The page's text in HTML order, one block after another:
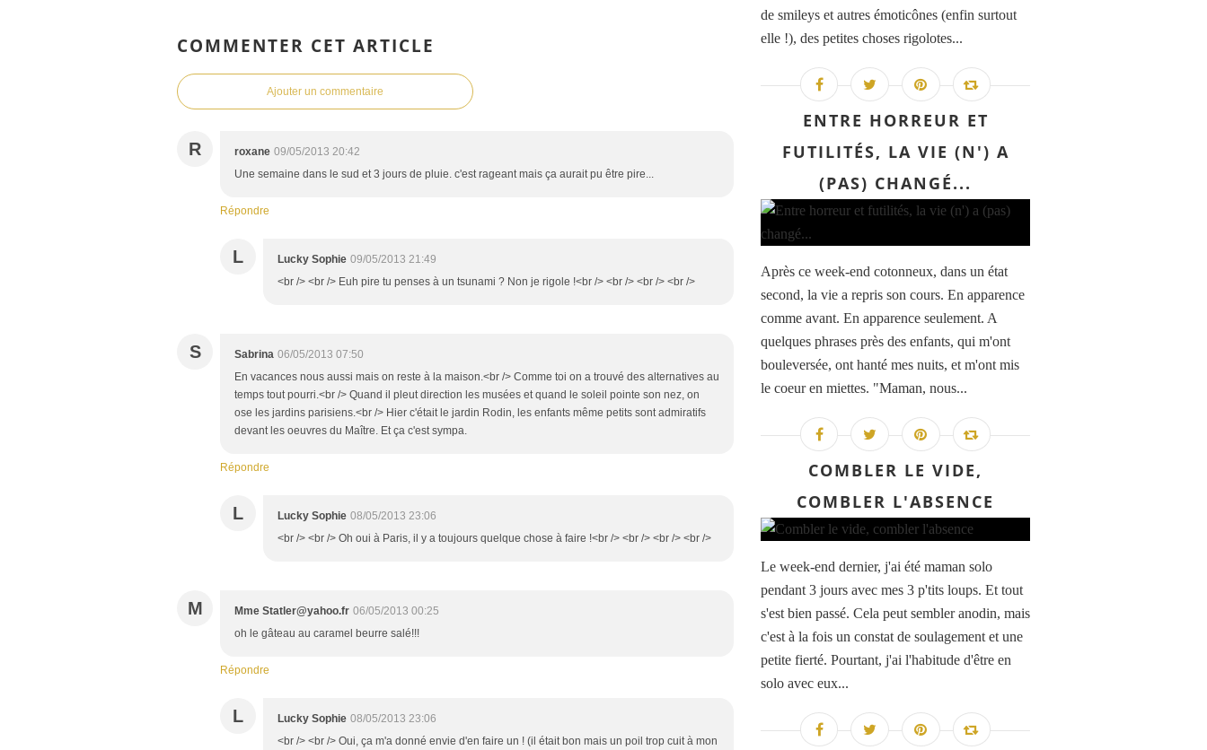
COMMENTER CET ARTICLE
Ajouter un commentaire
R roxane 09/05/2013 20:42
Une semaine dans le sud et 3 jours de pluie. c'est rageant mais ça aurait pu être pire...
Répondre
L Lucky Sophie 09/05/2013 21:49
<br /> <br /> Euh pire tu penses à un tsunami ? Non je rigole !<br /> <br /> <br /> <br />
S Sabrina 06/05/2013 07:50
En vacances nous aussi mais on reste à la maison.<br /> Comme toi on a trouvé des alternatives au
temps tout pourri.<br /> Quand il pleut direction les musées et quand le soleil pointe son nez, on
ose les jardins parisiens.<br /> Hier c'était le jardin Rodin, les enfants même petits sont admiratifs
devant les oeuvres du Maître. Et ça c'est sympa.
Répondre
L Lucky Sophie 08/05/2013 23:06
<br /> <br /> Oh oui à Paris, il y a toujours quelque chose à faire !<br /> <br /> <br /> <br />
M Mme Statler@yahoo.fr 06/05/2013 00:25
oh le gâteau au caramel beurre salé!!!
Répondre
L Lucky Sophie 08/05/2013 23:06
<br /> <br /> Oui, ça m'a donné envie d'en faire un ! (il était bon mais un poil trop cuit à mon
de smileys et autres émoticônes (enfin surtout
elle !), des petites choses rigolotes...
ENTRE HORREUR ET
FUTILITÉS, LA VIE (N') A
(PAS) CHANGÉ...
Après ce week-end cotonneux, dans un état
second, la vie a repris son cours. En apparence
comme avant. En apparence seulement. A
quelques phrases près des enfants, qui m'ont
bouleversée, ont hanté mes nuits, et m'ont mis
le coeur en miettes. "Maman, nous...
COMBLER LE VIDE,
COMBLER L'ABSENCE
Le week-end dernier, j'ai été maman solo
pendant 3 jours avec mes 3 p'tits loups. Et tout
s'est bien passé. Cela peut sembler anodin, mais
c'est à la fois un constat de soulagement et une
petite fierté. Pourtant, j'ai l'habitude d'être en
solo avec eux...